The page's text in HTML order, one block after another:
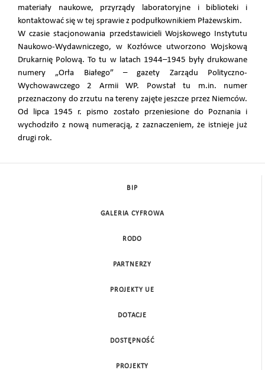
materiały naukowe, przyrządy laboratoryjne i biblioteki i
kontaktować się w tej sprawie z podpułkownikiem Płażewskim.
W czasie stacjonowania przedstawicieli Wojskowego Instytutu
Naukowo-Wydawniczego, w Kozłówce utworzono Wojskową
Drukarnię Polową. To tu w latach 1944–1945 były drukowane
numery „Orła Białego” – gazety Zarządu Polityczno-
Wychowawczego 2 Armii WP. Powstał tu m.in. numer
przeznaczony do zrzutu na tereny zajęte jeszcze przez Niemców.
Od lipca 1945 r. pismo zostało przeniesione do Poznania i
wychodziło z nową numeracją, z zaznaczeniem, że istnieje już
drugi rok.
BIP
GALERIA CYFROWA
RODO
PARTNERZY
PROJEKTY UE
DOTACJE
DOSTĘPNOŚĆ
PROJEKTY